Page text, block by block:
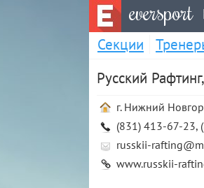
eversport
Секции
Русский
г. Нижний
(831) 413-67-23,
russkii-
www.russkii-